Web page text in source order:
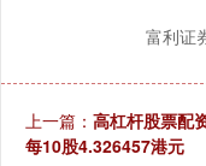
富利证
上一篇： 高杠杆股票配
每10股4.326457港元